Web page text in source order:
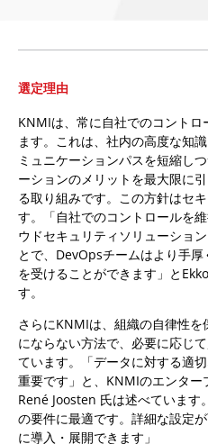
選定理由
KNMIは、常に自社でのコント
ます。これは、社内の高度な知
ミュニケーションパスを短縮し
ーションのメリットを最大限に
る取り組みです。この方針はセ
す。「自社でのコントロールを
ウドセキュリティソリューショ
とで、DevOpsチームはより手
を受けることができます」と
す。
さらにKNMIは、組織の自律性
にならない方法で、必要に応じ
ています。「データに対する適
重要です」と、KNMIのエンター
René Joosten 氏は述べていま
の要件に最適です。詳細な設定
に導入・展開できます」